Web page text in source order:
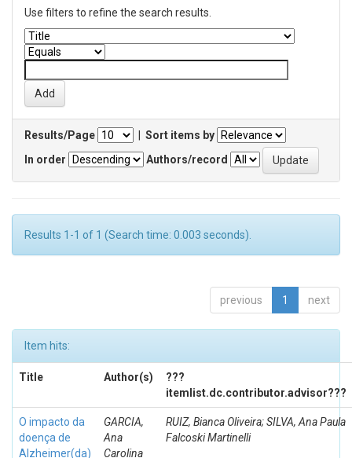
Use filters to refine the search results.
Results/Page
Sort items by
In order
Authors/record
Results 1-1 of 1 (Search time: 0.003 seconds).
previous 1 next
Item hits:
Title Author(s)
???
itemlist.dc.contributor.advisor???
O impacto da
doença de
Alzheimer(da)
GARCIA,
Ana
Carolina
RUIZ, Bianca Oliveira; SILVA, Ana Paula
Falcoski Martinelli